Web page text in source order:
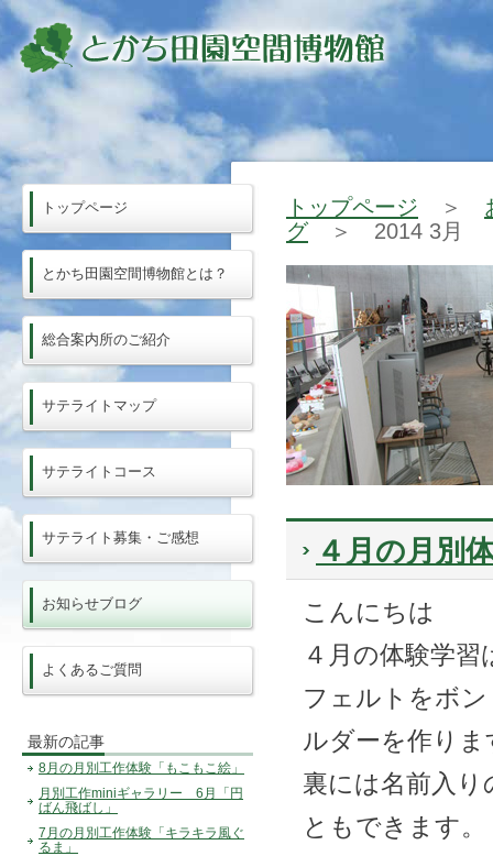
トップページ ＞
グ＞ 2014 3月
４月の月別
こんにちは
４月の体験学
フェルトをボ
ルダーを作りま
裏には名前入
ともできます。
トップページ
とかち田園空間博物館とは？
総合案内所のご紹介
サテライトマップ
サテライトコース
サテライト募集・ご感想
お知らせブログ
よくあるご質問
最新の記事
8月の月別工作体験「もこもこ絵」
月別工作miniギャラリー 6月「円
ばん飛ばし」
7月の月別工作体験「キラキラ風ぐ
るま」